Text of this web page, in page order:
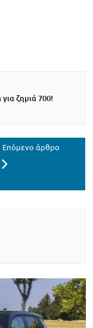
ζημιά 700!